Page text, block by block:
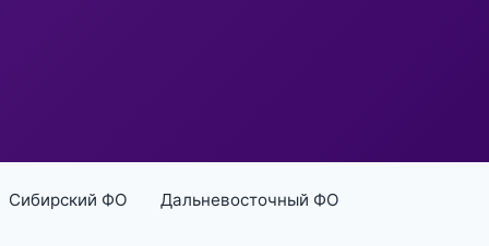
Сибирский ФО Дальневосточный ФО